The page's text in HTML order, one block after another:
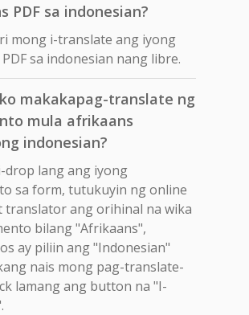
PDF sa indonesian?
mong i-translate ang iyong
sa indonesian nang libre.
makakapag-translate ng
mula afrikaans
indonesian?
drop lang ang iyong
sa form, tutukuyin ng online
translator ang orihinal na wika
bilang "Afrikaans",
ay piliin ang "Indonesian"
nais mong pag-translate-
lamang ang button na "I-